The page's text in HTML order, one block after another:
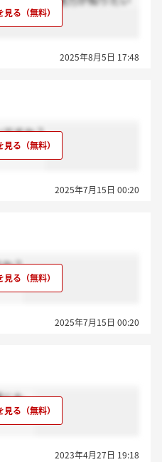
2025年8月5日 17:48
すか？
2025年7月15日 00:20
？
2025年7月15日 00:20
た。
2023年4月27日 19:18